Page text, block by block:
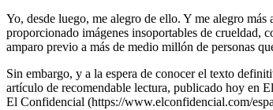
Yo, desde luego, me alegro de ello. Y me alegro
proporcionado imágenes insoportables de crueldad,
amparo previo a más de medio millón de personas
Sin embargo, y a la espera de conocer el texto
artículo de recomendable lectura, publicado hoy en
El Confidencial (https://www.elconfidencial.com/